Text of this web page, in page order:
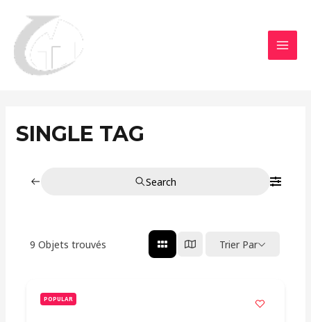
contenu
SINGLE TAG
Search
9 Objets trouvés Trier Par
POPULAR